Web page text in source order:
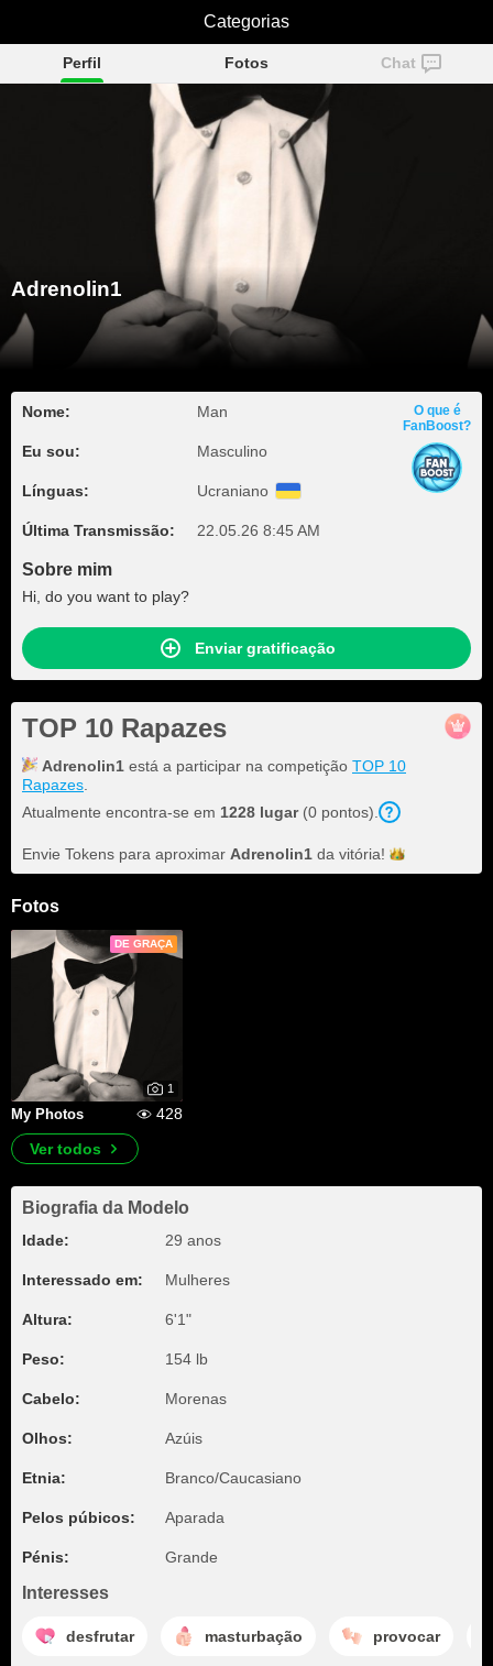
Adrenolin1
Perfil Fotos Chat
Adrenolin1
Nome: Man
Eu sou: Masculino
Línguas: Ucraniano
Última Transmissão: 22.05.26 8:45 AM
O que é
FanBoost?
Sobre mim
Hi, do you want to play?
Enviar gratificação
TOP 10 Rapazes
Adrenolin1 está a participar na competição TOP 10
Rapazes
Atualmente encontra-se em 1228 lugar(0 pontos).
Envie Tokens para aproximar Adrenolin1 da vitória!
Fotos
DE GRAÇA
1
My Photos
428
Ver todos
Biografia da Modelo
Idade: 29 anos
Interessado em: Mulheres
Altura: 6'1"
Peso: 154 lb
Cabelo: Morenas
Olhos: Azúis
Etnia: Branco/Caucasiano
Pelos púbicos: Aparada
Pénis: Grande
Interesses
desfrutar masturbação provocar
Categorias